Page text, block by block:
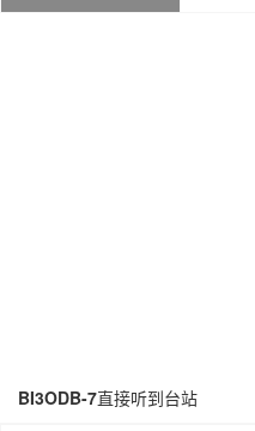
BI3ODB-7直接听到台站